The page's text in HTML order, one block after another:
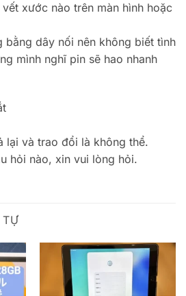
xước nào trên màn hình hoặc
bằng dây nối nên không biết tình
mình nghĩ pin sẽ hao nhanh
lại và trao đổi là không thể.
hỏi nào, xin vui lòng hỏi.
TỰ